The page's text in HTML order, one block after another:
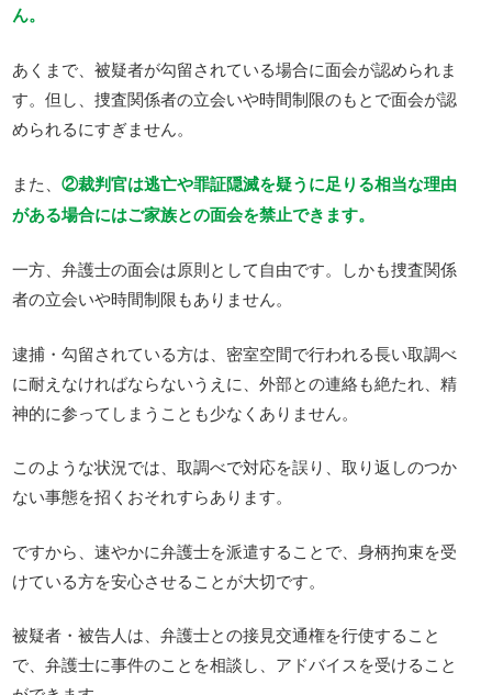
ん。
あくまで、被疑者が勾留されている場合に面会が認められま
す。但し、捜査関係者の立会いや時間制限のもとで面会が認
められるにすぎません。
また、②裁判官は逃亡や罪証隠滅を疑うに足りる相当な理由
がある場合にはご家族との面会を禁止できます。
一方、弁護士の面会は原則として自由です。しかも捜査関係
者の立会いや時間制限もありません。
逮捕・勾留されている方は、密室空間で行われる長い取調べ
に耐えなければならないうえに、外部との連絡も絶たれ、精
神的に参ってしまうことも少なくありません。
このような状況では、取調べで対応を誤り、取り返しのつか
ない事態を招くおそれすらあります。
ですから、速やかに弁護士を派遣することで、身柄拘束を受
けている方を安心させることが大切です。
被疑者・被告人は、弁護士との接見交通権を行使すること
で、弁護士に事件のことを相談し、アドバイスを受けること